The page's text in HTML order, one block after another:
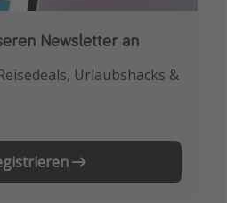
Newsletter an
Urlaubshacks &
App
als